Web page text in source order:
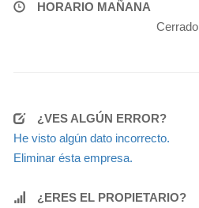
HORARIO MAÑANA
Cerrado
¿VES ALGÚN ERROR?
He visto algún dato incorrecto.
Eliminar ésta empresa.
¿ERES EL PROPIETARIO?